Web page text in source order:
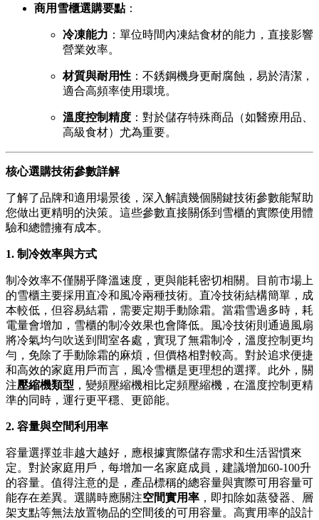
商用雪櫃選購要點：
冷凍能力 ：單位時間內凍結食材的能力，直接影響
營業效率。
材質與耐用性 ：不銹鋼機身更耐腐蝕，易於清潔，
適合高頻率使用環境。
溫度控制精度 ：對於儲存特殊商品（如醫療用品、
高級食材）尤為重要。
核心選購技術參數詳解
了解了品牌和適用場景後，深入解讀幾個關鍵技術參數能幫助
您做出更精明的決策。這些參數直接關係到雪櫃的實際使用體
驗和總體擁有成本。
1. 制冷效率與方式
制冷效率不僅關乎降溫速度，更與能耗密切相關。目前市場上
的雪櫃主要採用直冷和風冷兩種技術。直冷技術結構簡單，成
本較低，但容易結霜，需要定期手動除霜。當霜雪過多時，耗
電量會增加，雪櫃的制冷效果也會降低。風冷技術則通過風扇
將冷氣均勻吹送到間室各處，實現了無霜制冷，溫度控制更均
勻，免除了手動除霜的麻煩，但價格相對較高。對於追求便捷
和高效的家庭用戶而言，風冷雪櫃是更理想的選擇。此外，關
注壓縮機類型 ，變頻壓縮機相比定頻壓縮機，在溫度控制更精
準的同時，運行更平穩、更節能。
2. 容量與空間利用率
容量選擇並非越大越好，應根據實際儲存需求和生活習慣來
定。對於家庭用戶，每增加一名家庭成員，建議增加60-100升
的容量。值得注意的是，產品標稱的總容量與實際可用容量可
能存在差異。選購時應關注空間實用率 ，即扣除如蒸發器、層
架支點等無法放置物品的空間後的可用容量。高實用率的設計